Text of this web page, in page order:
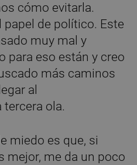
cómo evitarla.
de político. Este
muy mal y
para eso están y creo
más caminos
al
ola.
miedo es que, si
mejor, me da un poco